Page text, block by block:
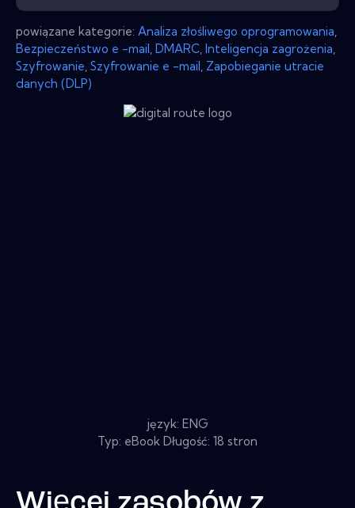
powiązane kategorie: Analiza złośliwego oprogramowania
Bezpieczeństwo e -mail DMARC Inteligencja zagrożenia
Szyfrowanie Szyfrowanie e -mail Zapobieganie utracie
danych (DLP)
język: ENG
Typ: eBook Długość: 18 stron